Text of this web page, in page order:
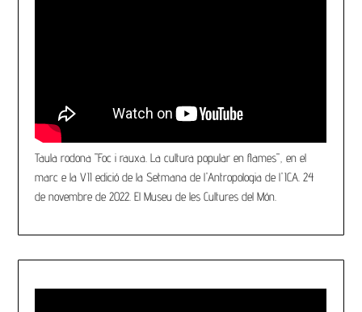
Taula rodona "Foc i rauxa. La cultura popular en flames", en el
marc e la VII edició de la Setmana de l'Antropologia de l'ICA. 24
de novembre de 2022. El Museu de les Cultures del Món.